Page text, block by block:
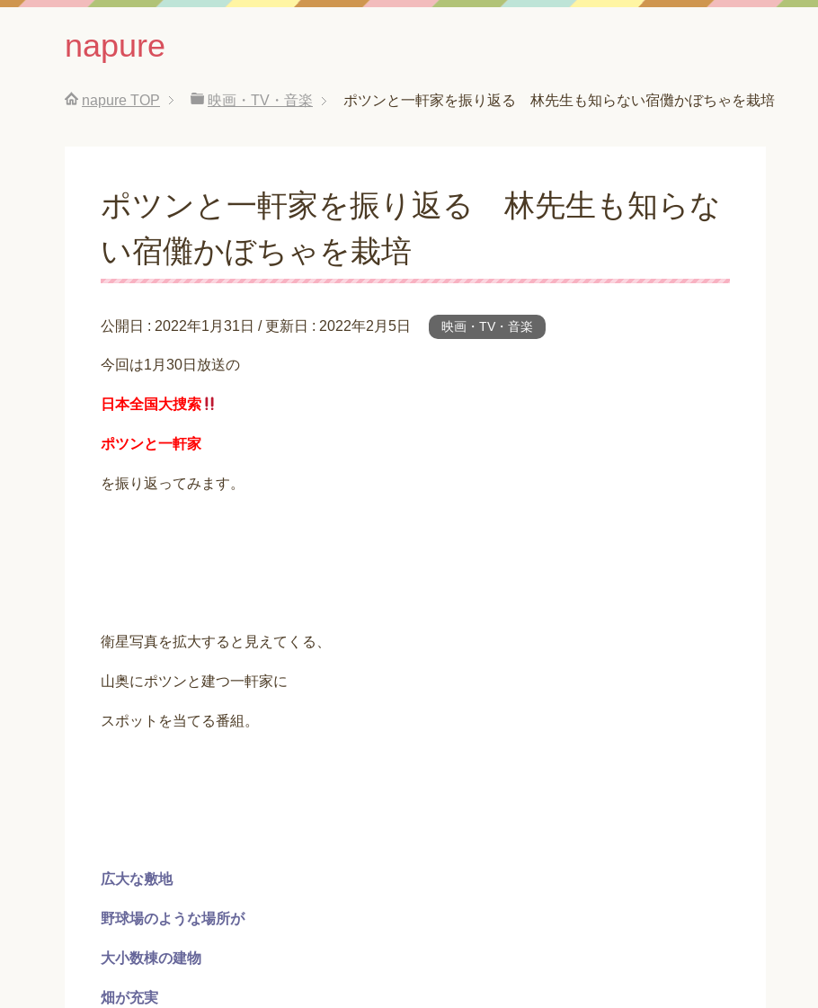
napure
napure TOP 映画・TV・音楽 ポツンと一軒家を振り返る 林先生も知らない宿儺かぼちゃを栽培
ポツンと一軒家を振り返る 林先生も知らな
い宿儺かぼちゃを栽培
公開日 : 2022年1月31日 / 更新日 : 2022年2月5日 映画・TV・音楽
今回は1月30日放送の
日本全国大捜索
ポツンと一軒家
を振り返ってみます。
衛星写真を拡大すると見えてくる、
山奥にポツンと建つ一軒家に
スポットを当てる番組。
広大な敷地
野球場のような場所が
大小数棟の建物
畑が充実